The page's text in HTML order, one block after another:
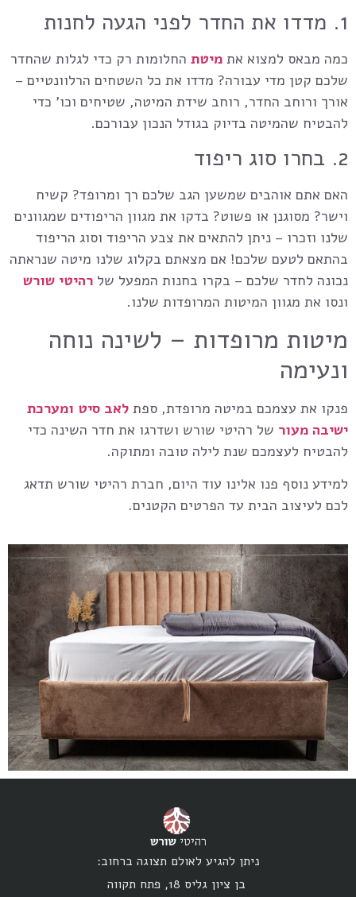
1. מדדו את החדר לפני הגעה לחנות
כמה מבאס למצוא את מיטת החלומות רק כדי לגלות שהחדר
שלכם קטן מדי עבורה? מדדו את כל השטחים הרלוונטיים –
אורך ורוחב החדר, רוחב שידת המיטה, שטיחים וכו’ כדי
להבטיח שהמיטה בדיוק בגודל הנכון עבורכם.
2. בחרו סוג ריפוד
האם אתם אוהבים שמשען הגב שלכם רך ומרופד? קשיח
וישר? מסוגנן או פשוט? בדקו את מגוון הריפודים שמגוונים
שלנו וזכרו – ניתן להתאים את צבע הריפוד וסוג הריפוד
בהתאם לטעם שלכם! אם מצאתם בקלוג שלנו מיטה שנראתה
נכונה לחדר שלכם – בקרו בחנות המפעל של רהיטי שורש
ונסו את מגוון המיטות המרופדות שלנו.
מיטות מרופדות – לשינה נוחה
ונעימה
פנקו את עצמכם במיטה מרופדת, ספת לאב סיט ומערכת
ישיבה מעור של רהיטי שורש ושדרגו את חדר השינה כדי
להבטיח לעצמכם שנת לילה טובה ומתוקה.
למידע נוסף פנו אלינו עוד היום, חברת רהיטי שורש תדאג
לכם לעיצוב הבית עד הפרטים הקטנים.
ניתן להגיע לאולם תצוגה ברחוב:
בן ציון גליס 18, פתח תקווה